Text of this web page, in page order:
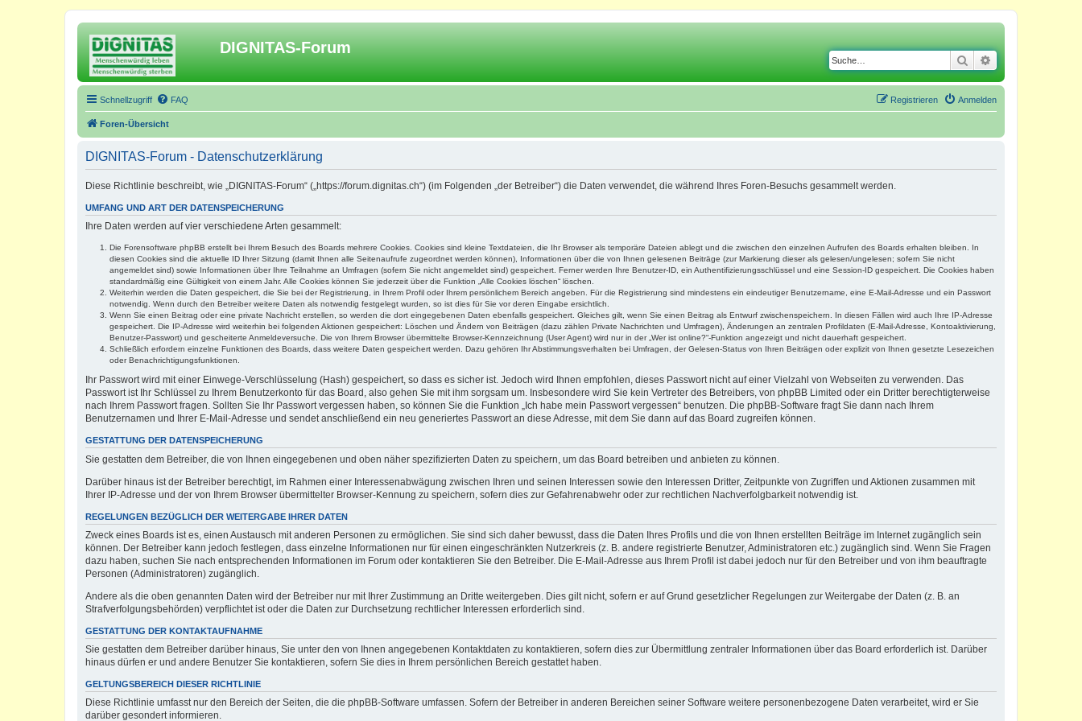
DIGNITAS-Forum
Suche
Schnellzugriff FAQ Anmelden
Registrieren
Foren-Übersicht
DIGNITAS-Forum - Datenschutzerklärung
Diese Richtlinie beschreibt, wie „DIGNITAS-Forum“ („https://forum.dignitas.ch“) (im Folgenden „der Betreiber“) die Daten verwendet, die während Ihres Foren-Besuchs gesammelt werden.
UMFANG UND ART DER DATENSPEICHERUNG
Ihre Daten werden auf vier verschiedene Arten gesammelt:
Die Forensoftware phpBB erstellt bei Ihrem Besuch des Boards mehrere Cookies. Cookies sind kleine Textdateien, die Ihr Browser als temporäre Dateien ablegt und die zwischen den einzelnen Aufrufen des Boards erhalten bleiben. In
diesen Cookies sind die aktuelle ID Ihrer Sitzung (damit Ihnen alle Seitenaufrufe zugeordnet werden können), Informationen über die von Ihnen gelesenen Beiträge (zur Markierung dieser als gelesen/ungelesen; sofern Sie nicht
angemeldet sind) sowie Informationen über Ihre Teilnahme an Umfragen (sofern Sie nicht angemeldet sind) gespeichert. Ferner werden Ihre Benutzer-ID, ein Authentifizierungsschlüssel und eine Session-ID gespeichert. Die Cookies haben
standardmäßig eine Gültigkeit von einem Jahr. Alle Cookies können Sie jederzeit über die Funktion „Alle Cookies löschen“ löschen.
Weiterhin werden die Daten gespeichert, die Sie bei der Registrierung, in Ihrem Profil oder Ihrem persönlichem Bereich angeben. Für die Registrierung sind mindestens ein eindeutiger Benutzername, eine E-Mail-Adresse und ein Passwort
notwendig. Wenn durch den Betreiber weitere Daten als notwendig festgelegt wurden, so ist dies für Sie vor deren Eingabe ersichtlich.
Wenn Sie einen Beitrag oder eine private Nachricht erstellen, so werden die dort eingegebenen Daten ebenfalls gespeichert. Gleiches gilt, wenn Sie einen Beitrag als Entwurf zwischenspeichern. In diesen Fällen wird auch Ihre IP-Adresse
gespeichert. Die IP-Adresse wird weiterhin bei folgenden Aktionen gespeichert: Löschen und Ändern von Beiträgen (dazu zählen Private Nachrichten und Umfragen), Änderungen an zentralen Profildaten (E-Mail-Adresse, Kontoaktivierung,
Benutzer-Passwort) und gescheiterte Anmeldeversuche. Die von Ihrem Browser übermittelte Browser-Kennzeichnung (User Agent) wird nur in der „Wer ist online?“-Funktion angezeigt und nicht dauerhaft gespeichert.
Schließlich erfordern einzelne Funktionen des Boards, dass weitere Daten gespeichert werden. Dazu gehören Ihr Abstimmungsverhalten bei Umfragen, der Gelesen-Status von Ihren Beiträgen oder explizit von Ihnen gesetzte Lesezeichen
oder Benachrichtigungsfunktionen.
Ihr Passwort wird mit einer Einwege-Verschlüsselung (Hash) gespeichert, so dass es sicher ist. Jedoch wird Ihnen empfohlen, dieses Passwort nicht auf einer Vielzahl von Webseiten zu verwenden. Das
Passwort ist Ihr Schlüssel zu Ihrem Benutzerkonto für das Board, also gehen Sie mit ihm sorgsam um. Insbesondere wird Sie kein Vertreter des Betreibers, von phpBB Limited oder ein Dritter berechtigterweise
nach Ihrem Passwort fragen. Sollten Sie Ihr Passwort vergessen haben, so können Sie die Funktion „Ich habe mein Passwort vergessen“ benutzen. Die phpBB-Software fragt Sie dann nach Ihrem
Benutzernamen und Ihrer E-Mail-Adresse und sendet anschließend ein neu generiertes Passwort an diese Adresse, mit dem Sie dann auf das Board zugreifen können.
GESTATTUNG DER DATENSPEICHERUNG
Sie gestatten dem Betreiber, die von Ihnen eingegebenen und oben näher spezifizierten Daten zu speichern, um das Board betreiben und anbieten zu können.
Darüber hinaus ist der Betreiber berechtigt, im Rahmen einer Interessenabwägung zwischen Ihren und seinen Interessen sowie den Interessen Dritter, Zeitpunkte von Zugriffen und Aktionen zusammen mit
Ihrer IP-Adresse und der von Ihrem Browser übermittelter Browser-Kennung zu speichern, sofern dies zur Gefahrenabwehr oder zur rechtlichen Nachverfolgbarkeit notwendig ist.
REGELUNGEN BEZÜGLICH DER WEITERGABE IHRER DATEN
Zweck eines Boards ist es, einen Austausch mit anderen Personen zu ermöglichen. Sie sind sich daher bewusst, dass die Daten Ihres Profils und die von Ihnen erstellten Beiträge im Internet zugänglich sein
können. Der Betreiber kann jedoch festlegen, dass einzelne Informationen nur für einen eingeschränkten Nutzerkreis (z. B. andere registrierte Benutzer, Administratoren etc.) zugänglich sind. Wenn Sie Fragen
dazu haben, suchen Sie nach entsprechenden Informationen im Forum oder kontaktieren Sie den Betreiber. Die E-Mail-Adresse aus Ihrem Profil ist dabei jedoch nur für den Betreiber und von ihm beauftragte
Personen (Administratoren) zugänglich.
Andere als die oben genannten Daten wird der Betreiber nur mit Ihrer Zustimmung an Dritte weitergeben. Dies gilt nicht, sofern er auf Grund gesetzlicher Regelungen zur Weitergabe der Daten (z. B. an
Strafverfolgungsbehörden) verpflichtet ist oder die Daten zur Durchsetzung rechtlicher Interessen erforderlich sind.
GESTATTUNG DER KONTAKTAUFNAHME
Sie gestatten dem Betreiber darüber hinaus, Sie unter den von Ihnen angegebenen Kontaktdaten zu kontaktieren, sofern dies zur Übermittlung zentraler Informationen über das Board erforderlich ist. Darüber
hinaus dürfen er und andere Benutzer Sie kontaktieren, sofern Sie dies in Ihrem persönlichen Bereich gestattet haben.
GELTUNGSBEREICH DIESER RICHTLINIE
Diese Richtlinie umfasst nur den Bereich der Seiten, die die phpBB-Software umfassen. Sofern der Betreiber in anderen Bereichen seiner Software weitere personenbezogene Daten verarbeitet, wird er Sie
darüber gesondert informieren.